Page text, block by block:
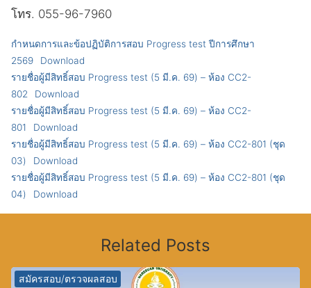
โทร. 055-96-7960
กำหนดการและข้อปฏิบัติการสอบ Progress test ปีการศึกษา
2569
Download
รายชื่อผู้มีสิทธิ์สอบ Progress test (5 มี.ค. 69) – ห้อง CC2-
802
Download
รายชื่อผู้มีสิทธิ์สอบ Progress test (5 มี.ค. 69) – ห้อง CC2-
801
Download
รายชื่อผู้มีสิทธิ์สอบ Progress test (5 มี.ค. 69) – ห้อง CC2-801 (ชุด
03)
Download
รายชื่อผู้มีสิทธิ์สอบ Progress test (5 มี.ค. 69) – ห้อง CC2-801 (ชุด
04)
Download
Related Posts
สมัครสอบ/ตรวจผลสอบ